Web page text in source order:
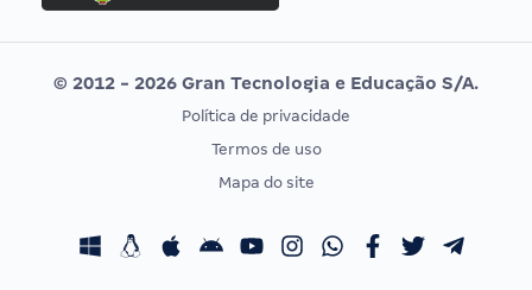
Editais publicados
Vunesp
CONCURSOS POR PROFISSÃO
Concursos Fiscais
EXAME DE ORDEM
Calendário OAB
© 2012 - 2026 Gran Tecnologia e Educação S/A.
Política de privacidade
Termos de uso
Mapa do site